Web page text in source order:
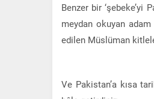
Benzer bir ‘şebeke’yi
meydan okuyan
edilen Müslüman
Ve Pakistan’a kısa